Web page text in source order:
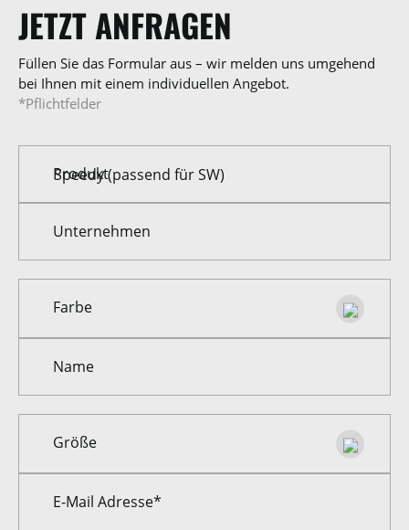
JETZT ANFRAGEN
Füllen Sie das Formular aus – wir melden uns umgehend
bei Ihnen mit einem individuellen Angebot.
*Pflichtfelder
Produkt
Unternehmen
Farbe
Farbe
Name
Größe
Größe
E-Mail Adresse*